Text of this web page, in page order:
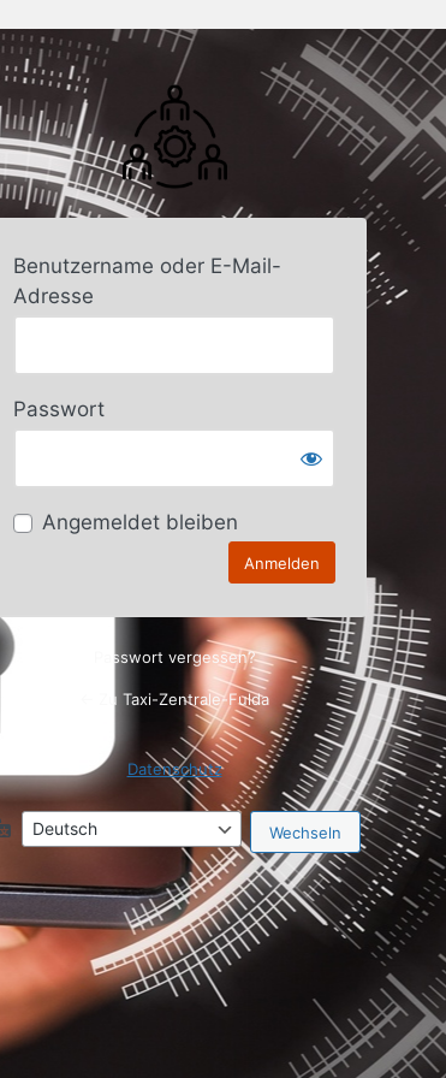
Benutzername oder E-Mail-
Adresse
Passwort
Angemeldet bleiben
Passwort vergessen?
← Zu Taxi-Zentrale-Fulda
Datenschutz
Sprache